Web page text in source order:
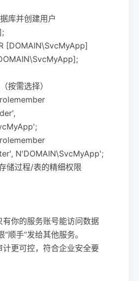
库并创建用户
[DOMAIN\SvcMyApp]
按需选择）
N'DOMAIN\SvcMyApp';
储过程/表的精细权限
你的服务账号能访问数据
顺手”发给其他服务。
更可控，符合企业安全要